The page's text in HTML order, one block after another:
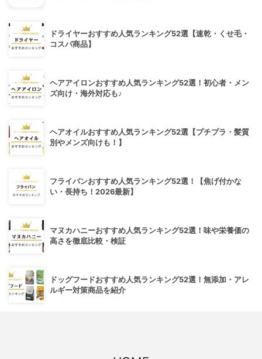
ドライヤーおすすめ人気ランキング52選【速乾・くせ毛・
コスパ商品】
ヘアアイロンおすすめ人気ランキング52選！初心者・メン
ズ向け・海外対応も♪
ヘアオイルおすすめ人気ランキング52選【プチプラ・髪質
別やメンズ向けも！】
フライパンおすすめ人気ランキング52選！【焦げ付かな
い・長持ち！2026最新】
マヌカハニーおすすめ人気ランキング52選！味や栄養価の
高さを徹底比較・検証
ドッグフードおすすめ人気ランキング52選！無添加・アレ
ルギー対策商品を紹介